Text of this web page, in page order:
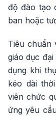
độ đào tạo
ban hoặc
Tiêu chuẩn
giáo dục
dụng khi
kéo dài
viên chức
ứng yêu